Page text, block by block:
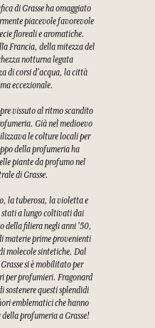
di Grasse ha omaggiato
piacevole favorevole
floreali e aromatiche.
Francia, della mitezza del
notturna legata
di corsi d'acqua, la città
eccezionale.
vissuto al ritmo scandito
Già nel medioevo
le colture locali per
della profumeria ha
piante da profumo nel
di Grasse.
la tuberosa, la violetta e
stati a lungo coltivati dai
della filiera negli anni '50,
materie prime provenienti
molecole sintetiche. Dal
si è mobilitato per
per profumieri. Fragonard
sostenere questi splendidi
emblematici che hanno
profumeria a Grasse!